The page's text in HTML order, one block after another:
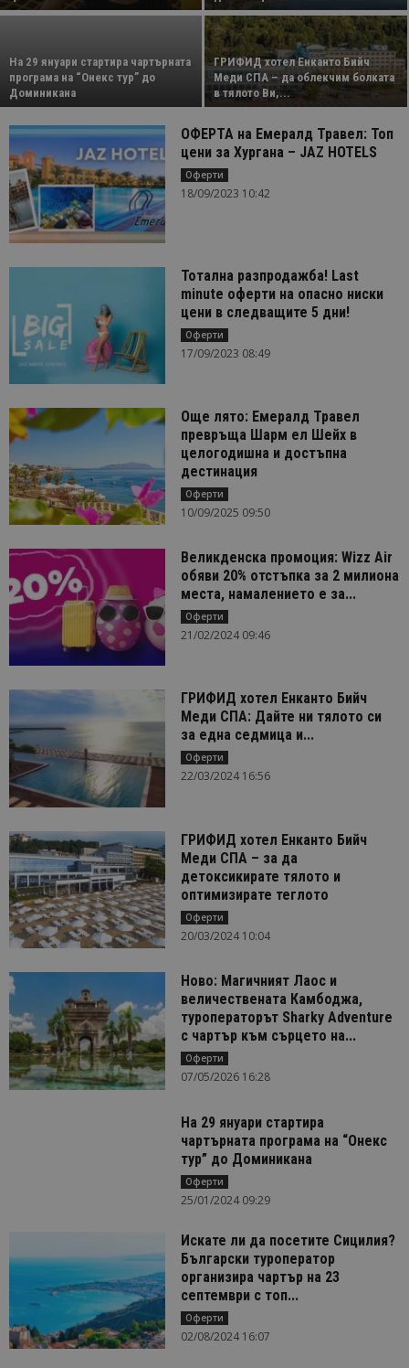
На 29 януари стартира чартърната
програма на “Онекс тур” до
Доминикана
ГРИФИД хотел Енканто Бийч
Меди СПА – да облекчим болката
в тялото Ви,...
ОФЕРТА на Емералд Травел: Топ
цени за Хургана – JAZ HOTELS
Оферти
18/09/2023 10:42
Тотална разпродажба! Last
minute оферти на опасно ниски
цени в следващите 5 дни!
Оферти
17/09/2023 08:49
Още лято: Емералд Травел
превръща Шарм ел Шейх в
целогодишна и достъпна
дестинация
Оферти
10/09/2025 09:50
Великденска промоция: Wizz Air
обяви 20% отстъпка за 2 милиона
места, намалението е за...
Оферти
21/02/2024 09:46
ГРИФИД хотел Енканто Бийч
Меди СПА: Дайте ни тялото си
за една седмица и...
Оферти
22/03/2024 16:56
ГРИФИД хотел Енканто Бийч
Меди СПА – за да
детоксикирате тялото и
оптимизирате теглото
Оферти
20/03/2024 10:04
Ново: Магичният Лаос и
величествената Камбоджа,
туроператорът Sharky Adventure
с чартър към сърцето на...
Оферти
07/05/2026 16:28
На 29 януари стартира
чартърната програма на “Онекс
тур” до Доминикана
Оферти
25/01/2024 09:29
Искате ли да посетите Сицилия?
Български туроператор
организира чартър на 23
септември с топ...
Оферти
02/08/2024 16:07